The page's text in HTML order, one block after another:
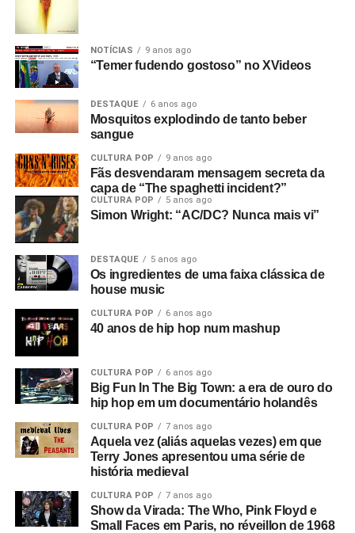
NOTÍCIAS 9 anos ago
“Temer fudendo gostoso” no XVideos
DESTAQUE 6 anos ago
Mosquitos explodindo de tanto beber
sangue
CULTURA POP 9 anos ago
Fãs desvendaram mensagem secreta da
capa de “The spaghetti incident?”
CULTURA POP 5 anos ago
Simon Wright: “AC/DC? Nunca mais vi”
DESTAQUE 5 anos ago
Os ingredientes de uma faixa clássica de
house music
CULTURA POP 6 anos ago
40 anos de hip hop num mashup
CULTURA POP 6 anos ago
Big Fun In The Big Town: a era de ouro do
hip hop em um documentário holandês
CULTURA POP 7 anos ago
Aquela vez (aliás aquelas vezes) em que
Terry Jones apresentou uma série de
história medieval
CULTURA POP 7 anos ago
Show da Virada: The Who, Pink Floyd e
Small Faces em Paris, no réveillon de 1968